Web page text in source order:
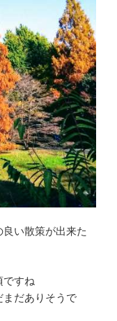
い散策が出来た
ですね
だありそうで